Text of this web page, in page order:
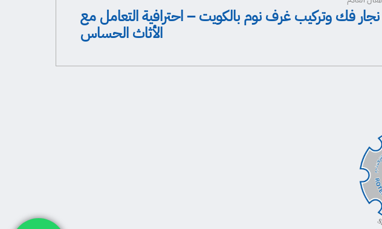
نجار فك وتركيب غرف نوم بالكويت – احترافية التعامل مع
الأثاث الحساس